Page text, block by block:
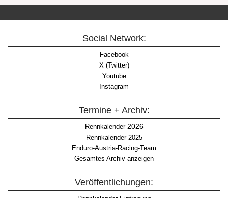
Social Network:
Facebook
X (Twitter)
Youtube
Instagram
Termine + Archiv:
Rennkalender2026
Rennkalender 2025
Enduro-Austria-Racing-Team
Gesamtes Archiv anzeigen
Veröffentlichungen: